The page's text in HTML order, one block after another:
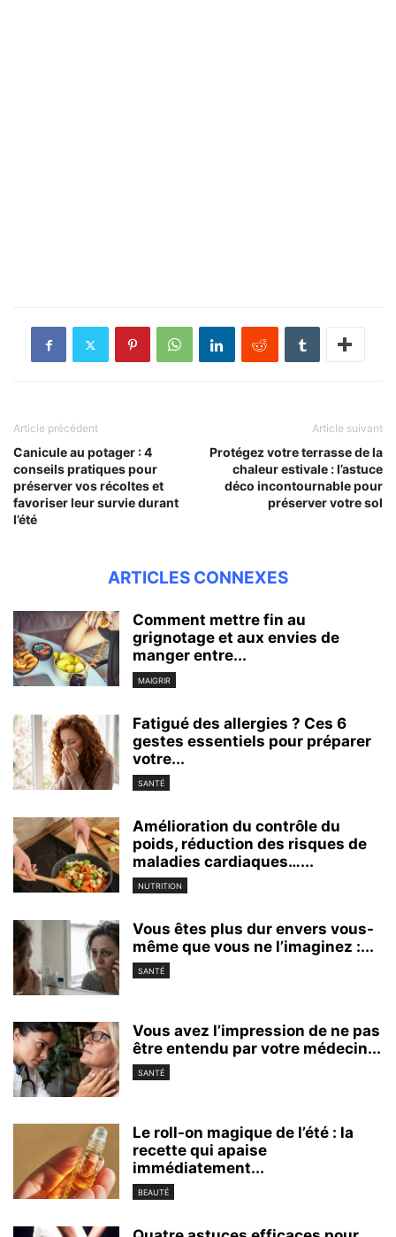
Article précédent
Canicule au potager : 4
conseils pratiques pour
préserver vos récoltes et
favoriser leur survie durant
l’été
Article suivant
Protégez votre terrasse de la
chaleur estivale : l’astuce
déco incontournable pour
préserver votre sol
ARTICLES CONNEXES
Comment mettre fin au
grignotage et aux envies de
manger entre...
MAIGRIR
Fatigué des allergies ? Ces 6
gestes essentiels pour préparer
votre...
SANTÉ
Amélioration du contrôle du
poids, réduction des risques de
maladies cardiaques…...
NUTRITION
Vous êtes plus dur envers vous-
même que vous ne l’imaginez :...
SANTÉ
Vous avez l’impression de ne pas
être entendu par votre médecin...
SANTÉ
Le roll-on magique de l’été : la
recette qui apaise
immédiatement...
BEAUTÉ